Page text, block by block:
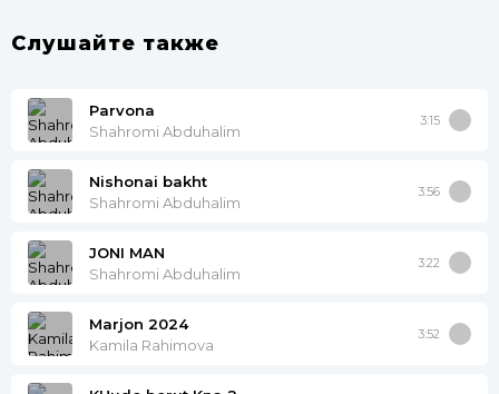
Слушайте также
Parvona
Shahromi Abduhalim
3:15
Nishonai bakht
Shahromi Abduhalim
3:56
JONI MAN
Shahromi Abduhalim
3:22
Marjon 2024
Kamila Rahimova
3:52